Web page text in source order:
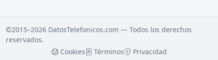
©2015–2026 DatosTelefonicos.com — Todos los derechos
reservados.
Cookies
Términos Privacidad